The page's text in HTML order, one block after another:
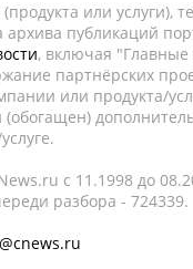
или услуги),
архива публикаций
, включая "Главные
партнёрских
или продукта/
c 11.1998 до
разбора - 724339.